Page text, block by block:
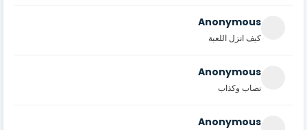
Anonymous
كيف انزل اللعبة
Anonymous
نصاب وكذاب
Anonymous